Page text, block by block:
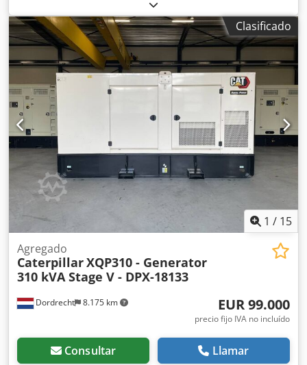
Potencia del generador: 200 kVA Dodpfxjzc Dwds Aqrjck
Dimensiones del compartimento de carga: 409 x 142 x 235
cm Certificación CE: sí Nivel de emisiones: Fase V / Nivel IV
final Capacidad del depósito de agua: 822 l País de
fabricación: CN Para obtener más información, póngase en
contacto con el equipo de DPX. = Opciones y accesorios
adicionales = - Batería - Panel de control - Cisterna
Clasificado
1 / 15
Dordrecht 8.175 km
Agregado
CaterpillarXQP310 - Generator
310 kVA Stage V - DPX-18133
EUR 99.000
precio fijo IVA no incluído
Consultar Llamar